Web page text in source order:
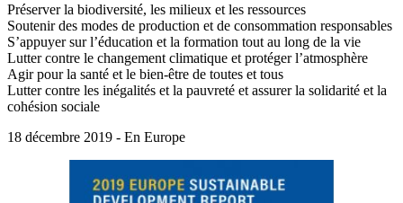
Préserver la biodiversité, les milieux et les ressources
Soutenir des modes de production et de consommation responsables
S’appuyer sur l’éducation et la formation tout au long de la vie
Lutter contre le changement climatique et protéger l’atmosphère
Agir pour la santé et le bien-être de toutes et tous
Lutter contre les inégalités et la pauvreté et assurer la solidarité et la
cohésion sociale
18 décembre 2019 - En Europe